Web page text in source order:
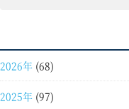
2026年 (68)
2025年 (97)